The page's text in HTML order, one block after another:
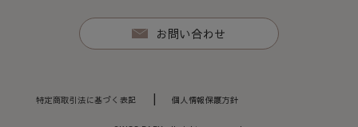
お問い合わせ
特定商取引法に基づく表記 個人情報保護方針